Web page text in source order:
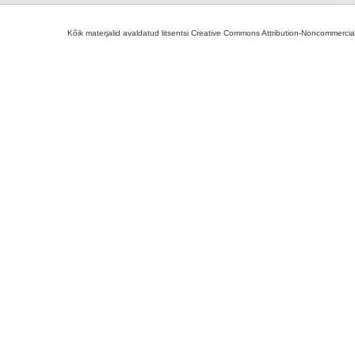
Kõik materjalid avaldatud litsentsi Creative Commons Attribution-